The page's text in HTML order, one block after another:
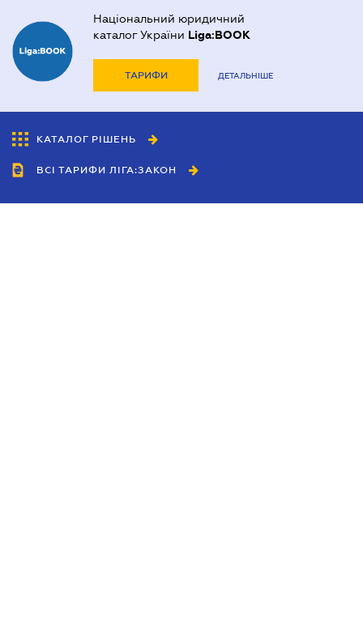
Національний юридичний
каталог України Liga:BOOK
ТАРИФИ ДЕТАЛЬНІШЕ
КАТАЛОГ РІШЕНЬ
ВСІ ТАРИФИ ЛІГА:ЗАКОН